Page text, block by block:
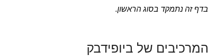
בדף זה נתמקד בסוג הראשון.
המרכיבים של ביופידבק